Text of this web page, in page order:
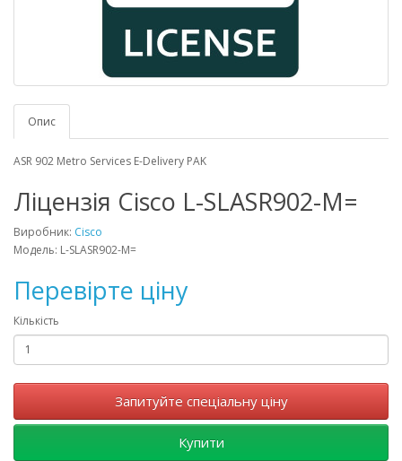
Опис
ASR 902 Metro Services E-Delivery PAK
Ліцензія Cisco L-SLASR902-M=
Виробник: Cisco
Модель: L-SLASR902-M=
Перевірте ціну
Кількість
Запитуйте спеціальну ціну
Купити